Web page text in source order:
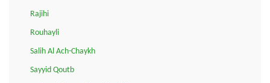
Rajihi
Rouhayli
Salih Al Ach-Chaykh
Sayyid Qoutb